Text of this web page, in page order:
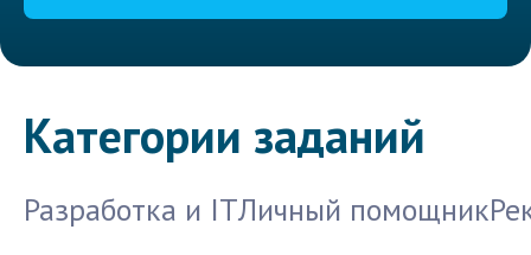
Категории заданий
Разработка и ITЛичный помощник